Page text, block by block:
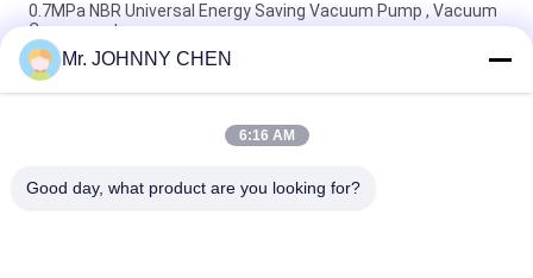
0.7MPa NBR Universal Energy Saving Vacuum Pump , Vacuum
Component
Vacuum Component 220L/M Miniature Vacuum Pump
Maximum 7bar Air Supply Pressure
8mm - 125mm PU / Silicon VASB Vacuum Pad Vacuum
Mr. JOHNNY CHEN
6:16 AM
Good day, what product are you looking for?